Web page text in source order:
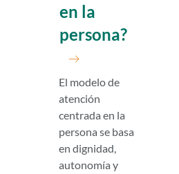
en la
persona?
El modelo de
atención
centrada en la
persona se basa
en dignidad,
autonomía y